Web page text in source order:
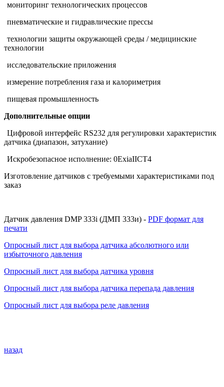
мониторинг технологических процессов
пневматические и гидравлические прессы
технологии защиты окружающей среды / медицинские
технологии
исследовательские приложения
измерение потребления газа и калориметрия
пищевая промышленность
Дополнительные опции
Цифровой интерфейс RS232 для регулировки характеристик
датчика (диапазон, затухание)
Искробезопасное исполнение: 0ExiaIICT4
Изготовление датчиков с требуемыми характеристиками под
заказ
Датчик давления DMP 333i (ДМП 333и) - PDF формат для
печати
Опросный лист для выбора датчика абсолютного или
избыточного давления
Опросный лист для выбора датчика уровня
Опросный лист для выбора датчика перепада давления
Опросный лист для выбора реле давления
назад